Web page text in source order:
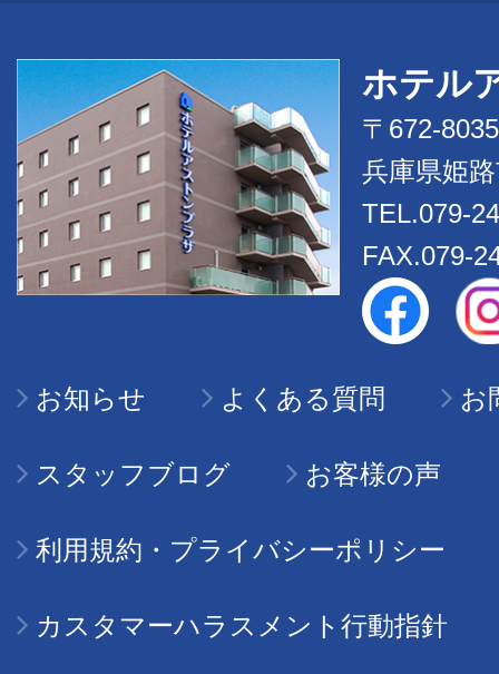
ホテル
〒672-8035
兵庫県姫
TEL.079-
FAX.079-
お知らせ よくある質問 お
スタッフブログ お客様の声
利用規約・プライバシーポリシー
カスタマーハラスメント行動指針